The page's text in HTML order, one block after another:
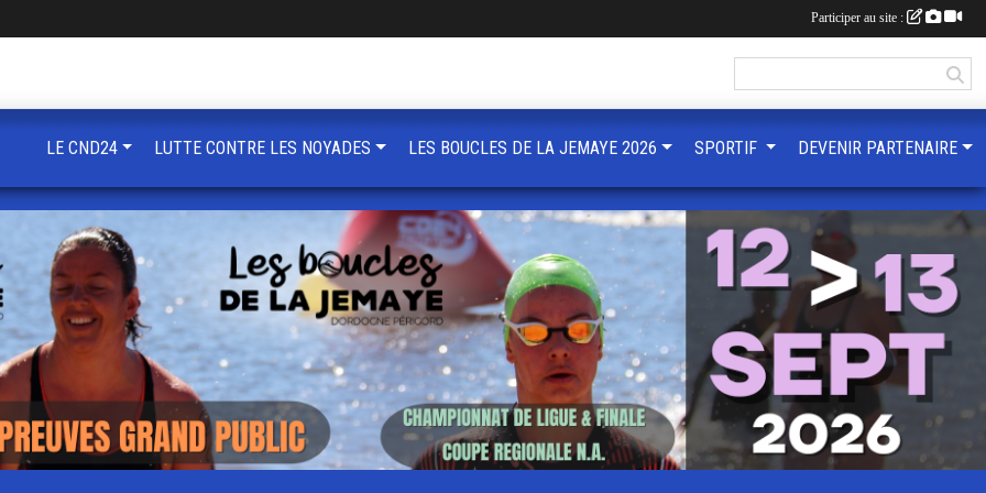
LE CND24 LUTTE CONTRE LES NOYADES LES BOUCLES DE LA JEMAYE 2026 SPORTIF DEVENIR PARTENAIRE
Participer au site :